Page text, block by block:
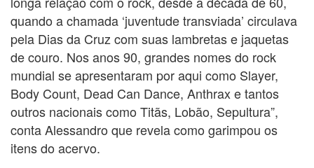
quando a chamada ‘juventude transviada’ circulava
pela Dias da Cruz com suas lambretas e jaquetas
de couro. Nos anos 90, grandes nomes do rock
mundial se apresentaram por aqui como Slayer,
Body Count, Dead Can Dance, Anthrax e tantos
outros nacionais como Titãs, Lobão, Sepultura”,
conta Alessandro que revela como garimpou os
itens do acervo.